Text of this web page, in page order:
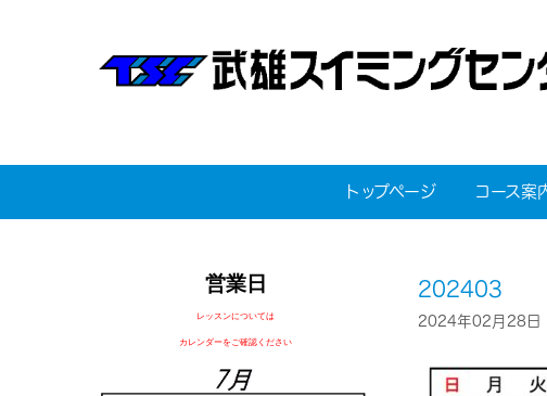
トップページ コース案
202403
2024年02月28日
営業日
レッスンについては
カレンダーをご確認ください